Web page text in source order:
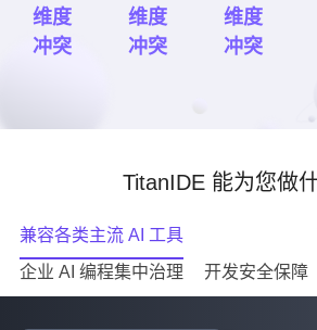
维度
冲突
维度
冲突
维度
冲突
TitanIDE 能为您做什
兼容各类主流 AI 工具
企业 AI 编程集中治理
开发安全保障